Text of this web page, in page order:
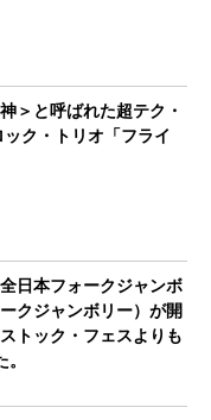
＞と呼ばれた超テク・
ク・トリオ「フライ
日本フォークジャンボ
クジャンボリー）が開
トック・フェスよりも